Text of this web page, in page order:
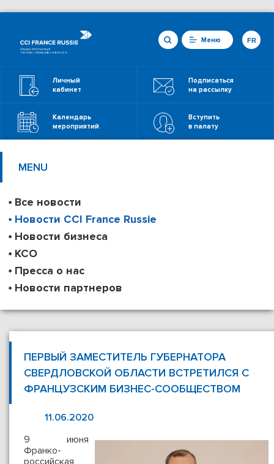
Меню
Личный
кабинет
Подписаться
на рассылку
Календарь
мероприятий
Вступить
в палату
FR
MENU
Все новости
Новости CCI France Russie
Новости бизнеса
КСО
Пресса о нас
Новости партнеров
ПЕРВЫЙ ЗАМЕСТИТЕЛЬ ГУБЕРНАТОРА
СВЕРДЛОВСКОЙ ОБЛАСТИ ВСТРЕТИЛСЯ С
ФРАНЦУЗСКИМ БИЗНЕС-СООБЩЕСТВОМ
11.06.2020
9 июня
Франко-
российская